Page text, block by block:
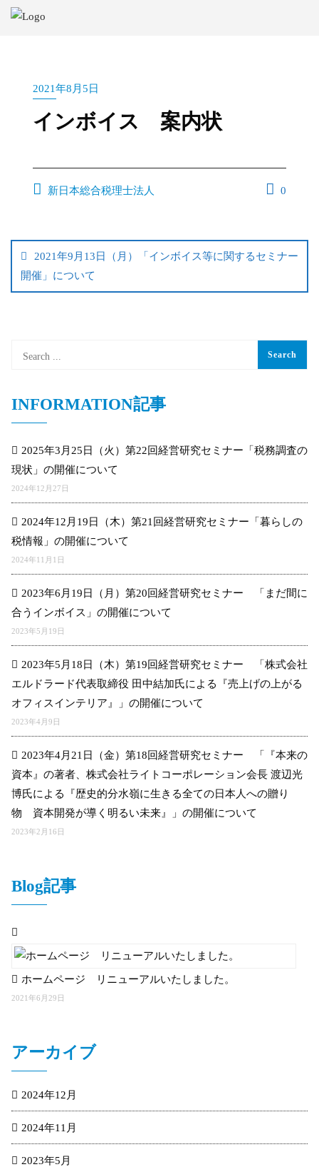
2021年8月5日
インボイス 案内状
新日本総合税理士法人 0
2021年9月13日（月）「インボイス等に関するセミナー
開催」について
INFORMATION記事
2025年3月25日（火）第22回経営研究セミナー「税務調査の
現状」の開催について
2024年12月27日
2024年12月19日（木）第21回経営研究セミナー「暮らしの
税情報」の開催について
2024年11月1日
2023年6月19日（月）第20回経営研究セミナー 「まだ間に
合うインボイス」の開催について
2023年5月19日
2023年5月18日（木）第19回経営研究セミナー 「株式会社
エルドラード代表取締役 田中結加氏による『売上げの上がる
オフィスインテリア』」の開催について
2023年4月9日
2023年4月21日（金）第18回経営研究セミナー 「『本来の
資本』の著者、株式会社ライトコーポレーション会長 渡辺光
博氏による『歴史的分水嶺に生きる全ての日本人への贈り
物 資本開発が導く明るい未来』」の開催について
2023年2月16日
Blog記事
ホームページ リニューアルいたしました。
2021年6月29日
アーカイブ
2024年12月
2024年11月
2023年5月